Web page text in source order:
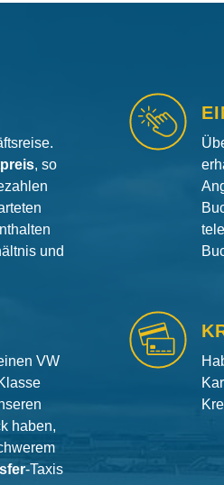
, so
und
VW
haben,
-Taxis